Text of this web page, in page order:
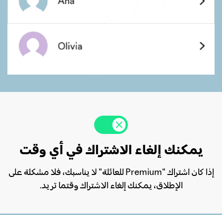
يمكنك إلغاء الاشتراك في أي وقت
إذا كان اشتراك "Premium للعائلة" لا يناسبك، فلا مشكلة على
الإطلاق، يمكنك إلغاء الاشتراك وقتما تريد.